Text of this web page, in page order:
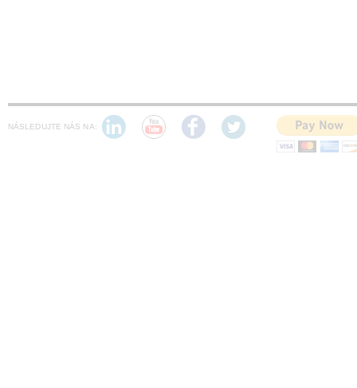
NÁSLEDUJTE NÁS NA: